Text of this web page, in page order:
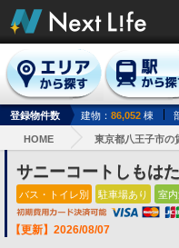
登録物件数 建物： 86,052 棟
HOME 東京都八王子市の
サニーコートしもはた
バス・トイレ別 駐車場あり 室
【更新】2026/08/07